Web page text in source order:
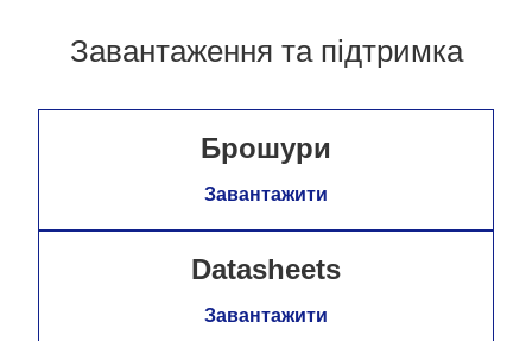
Завантаження та підтримка
Брошури
Завантажити
Datasheets
Завантажити